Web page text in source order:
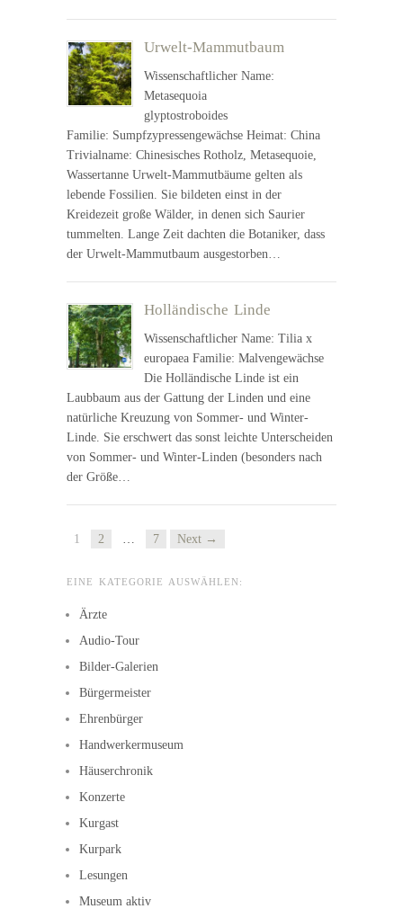
Urwelt-Mammutbaum
Wissenschaftlicher Name:
Metasequoia
glyptostroboides
Familie: Sumpfzypressengewächse Heimat: China
Trivialname: Chinesisches Rotholz, Metasequoie,
Wassertanne Urwelt-Mammutbäume gelten als
lebende Fossilien. Sie bildeten einst in der
Kreidezeit große Wälder, in denen sich Saurier
tummelten. Lange Zeit dachten die Botaniker, dass
der Urwelt-Mammutbaum ausgestorben…
Holländische Linde
Wissenschaftlicher Name: Tilia x
europaea Familie: Malvengewächse
Die Holländische Linde ist ein
Laubbaum aus der Gattung der Linden und eine
natürliche Kreuzung von Sommer- und Winter-
Linde. Sie erschwert das sonst leichte Unterscheiden
von Sommer- und Winter-Linden (besonders nach
der Größe…
1 2 … 7 Next →
EINE KATEGORIE AUSWÄHLEN:
Ärzte
Audio-Tour
Bilder-Galerien
Bürgermeister
Ehrenbürger
Handwerkermuseum
Häuserchronik
Konzerte
Kurgast
Kurpark
Lesungen
Museum aktiv